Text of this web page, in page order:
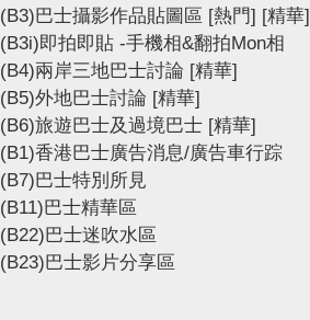
(B3)巴士攝影作品貼圖區 [熱門] [精華]
(B3i)即拍即貼 -手機相&翻拍Mon相
(B4)兩岸三地巴士討論 [精華]
(B5)外地巴士討論 [精華]
(B6)旅遊巴士及過境巴士 [精華]
(B1)香港巴士廣告消息/廣告車行踪
(B7)巴士特別所見
(B11)巴士精華區
(B22)巴士迷吹水區
(B23)巴士影片分享區